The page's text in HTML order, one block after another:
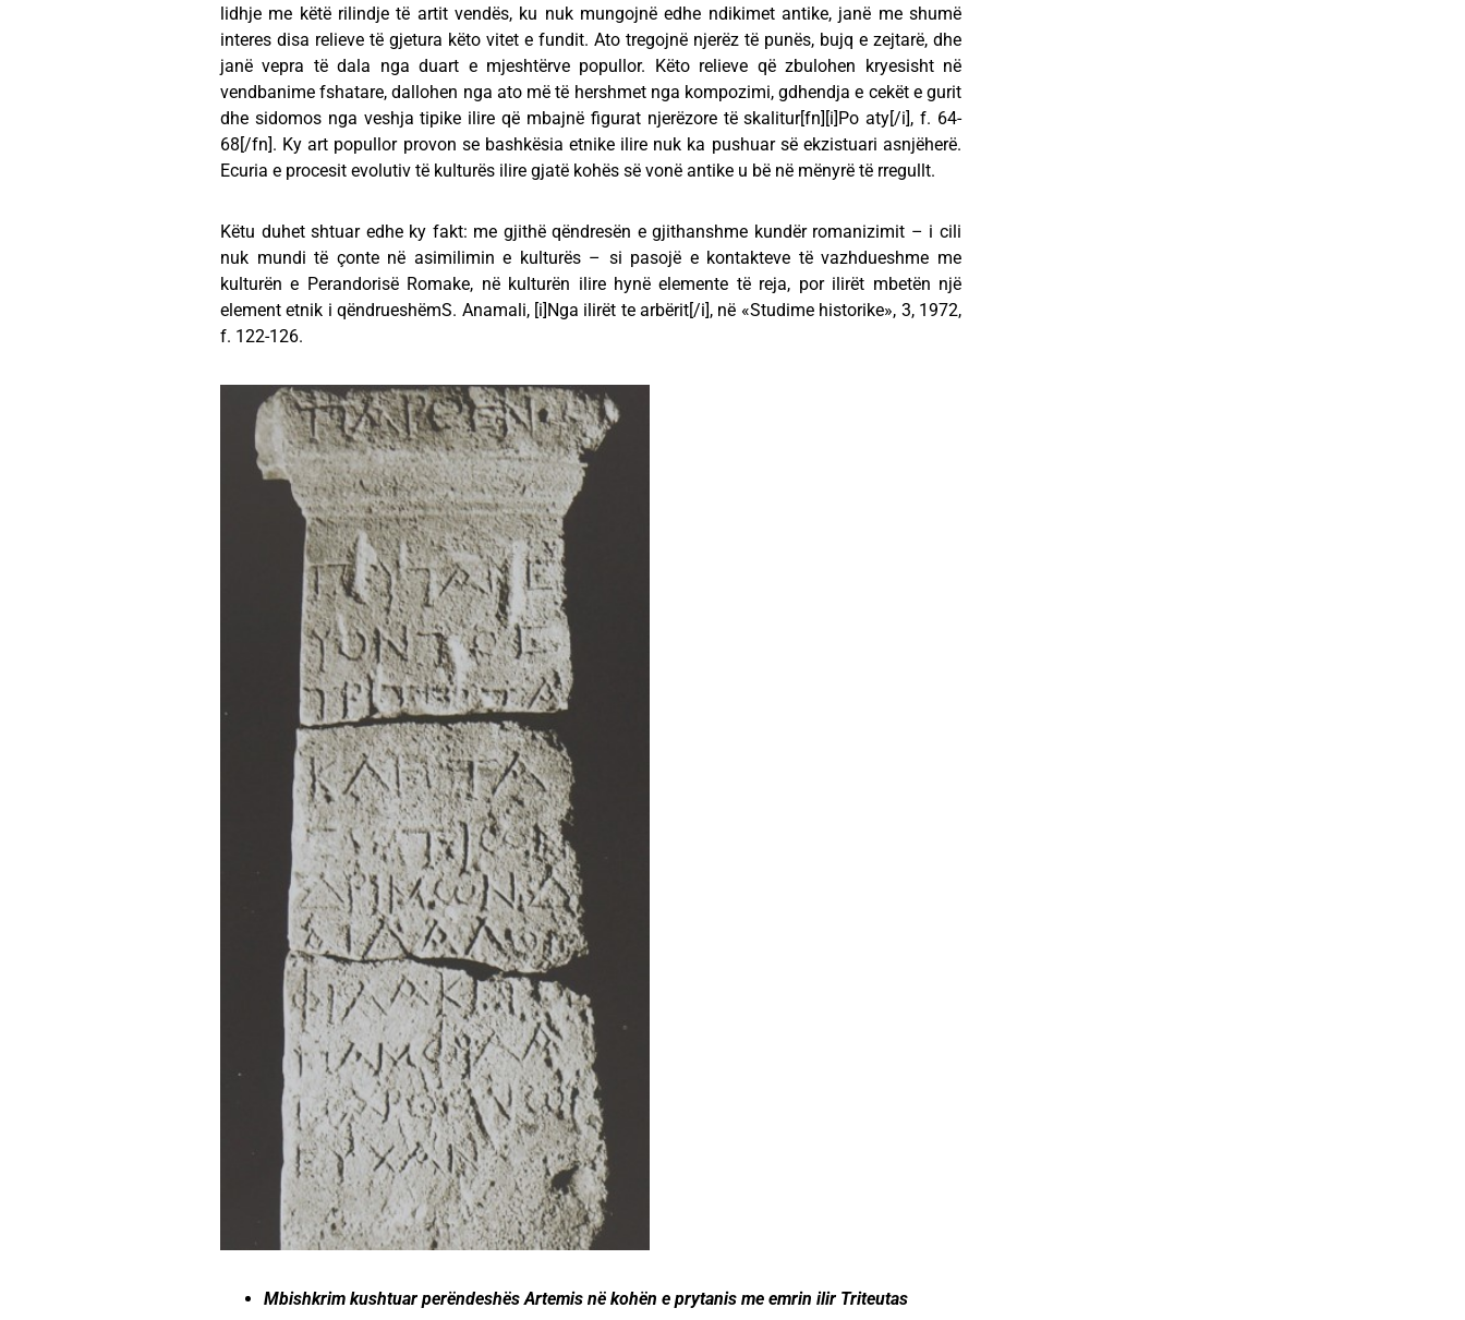
lidhje me këtë rilindje të artit vendës, ku nuk mungojnë edhe ndikimet antike, janë me shumë
interes disa relieve të gjetura këto vitet e fundit. Ato tregojnë njerëz të punës, bujq e zejtarë, dhe
janë vepra të dala nga duart e mjeshtërve popullor. Këto relieve që zbulohen kryesisht në
vendbanime fshatare, dallohen nga ato më të hershmet nga kompozimi, gdhendja e cekët e gurit
dhe sidomos nga veshja tipike ilire që mbajnë figurat njerëzore të skalitur[fn][i]Po aty[/i], f. 64-
68[/fn]. Ky art popullor provon se bashkësia etnike ilire nuk ka pushuar së ekzistuari asnjëherë.
Ecuria e procesit evolutiv të kulturës ilire gjatë kohës së vonë antike u bë në mënyrë të rregullt.
Këtu duhet shtuar edhe ky fakt: me gjithë qëndresën e gjithanshme kundër romanizimit – i cili
nuk mundi të çonte në asimilimin e kulturës – si pasojë e kontakteve të vazhdueshme me
kulturën e Perandorisë Romake, në kulturën ilire hynë elemente të reja, por ilirët mbetën një
element etnik i qëndrueshëmS. Anamali, [i]Nga ilirët te arbërit[/i], në «Studime historike», 3, 1972,
f. 122-126.
Mbishkrim kushtuar perëndeshës Artemis në kohën e prytanis me emrin ilir Triteutas